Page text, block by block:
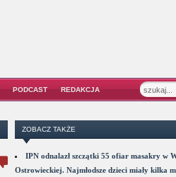
PODCAST REDAKCJA
ZOBACZ TAKŻE
IPN odnalazł szczątki 55 ofiar masakry w
Ostrowieckiej. Najmłodsze dzieci miały kilka